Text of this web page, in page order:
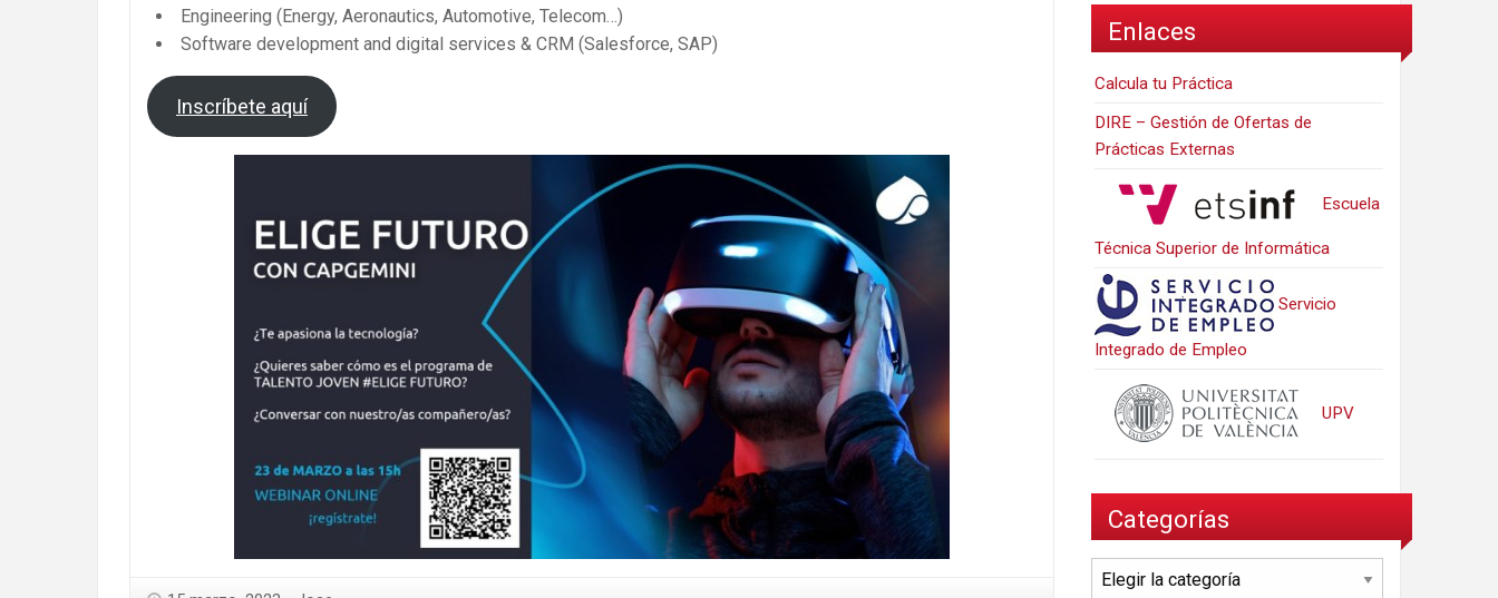
Engineering (Energy, Aeronautics, Automotive, Telecom…)
Software development and digital services & CRM (Salesforce, SAP)
Inscríbete aquí
Enlaces
Calcula tu Práctica
DIRE – Gestión de Ofertas de
Prácticas Externas
Escuela
Técnica Superior de Informática
Servicio
Integrado de Empleo
UPV
Categorías
Categorías